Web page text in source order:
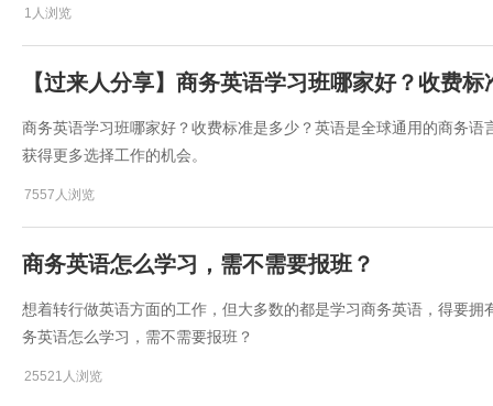
1人浏览
【过来人分享】商务英语学习班哪家好？收费标
商务英语学习班哪家好？收费标准是多少？英语是全球通用的商务
获得更多选择工作的机会。
7557人浏览
商务英语怎么学习，需不需要报班？
想着转行做英语方面的工作，但大多数的都是学习商务英语，得要
务英语怎么学习，需不需要报班？
25521人浏览